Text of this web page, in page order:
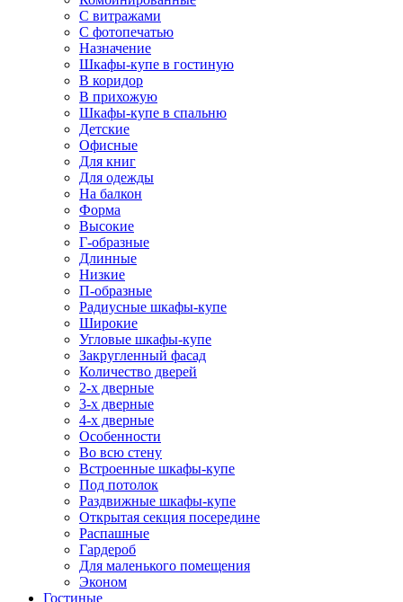
С витражами
С фотопечатью
Назначение
Шкафы-купе в гостиную
В коридор
В прихожую
Шкафы-купе в спальню
Детские
Офисные
Для книг
Для одежды
На балкон
Форма
Высокие
Г-образные
Длинные
Низкие
П-образные
Радиусные шкафы-купе
Широкие
Угловые шкафы-купе
Закругленный фасад
Количество дверей
2-х дверные
3-х дверные
4-х дверные
Особенности
Во всю стену
Встроенные шкафы-купе
Под потолок
Раздвижные шкафы-купе
Открытая секция посередине
Распашные
Гардероб
Для маленького помещения
Эконом
Гостиные